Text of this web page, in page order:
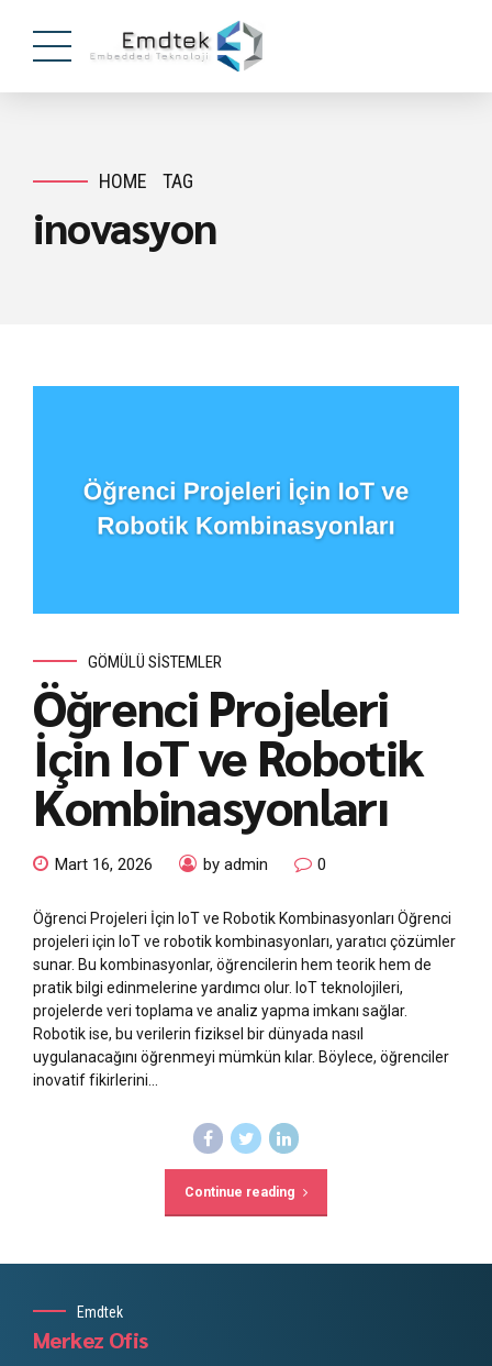
HOME TAG
inovasyon
GÖMÜLÜ SISTEMLER
Öğrenci Projeleri
İçin IoT ve Robotik
Kombinasyonları
Mart 16, 2026 by admin 0
Öğrenci Projeleri İçin IoT ve Robotik Kombinasyonları Öğrenci
projeleri için IoT ve robotik kombinasyonları, yaratıcı çözümler
sunar. Bu kombinasyonlar, öğrencilerin hem teorik hem de
pratik bilgi edinmelerine yardımcı olur. IoT teknolojileri,
projelerde veri toplama ve analiz yapma imkanı sağlar.
Robotik ise, bu verilerin fiziksel bir dünyada nasıl
uygulanacağını öğrenmeyi mümkün kılar. Böylece, öğrenciler
inovatif fikirlerini...
Continue reading
Emdtek
Merkez Ofis